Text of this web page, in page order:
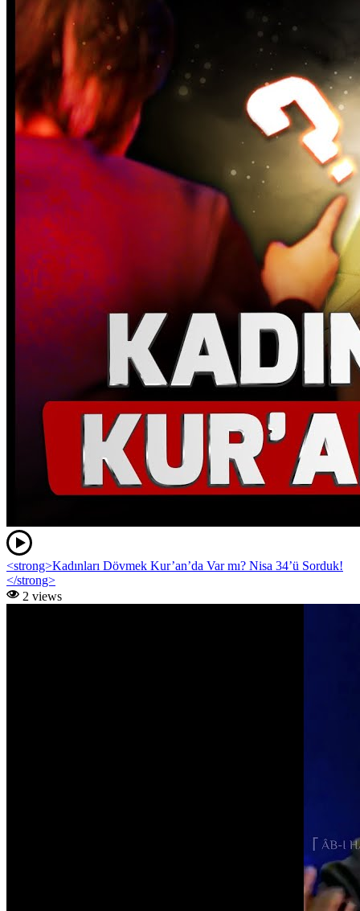
<strong>Kadınları Dövmek Kur’an’da Var mı? Nisa 34’ü Sorduk!
</strong>
2 views